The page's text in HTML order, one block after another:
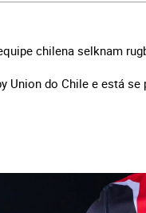
chilena selknam
Union do Chile e está se